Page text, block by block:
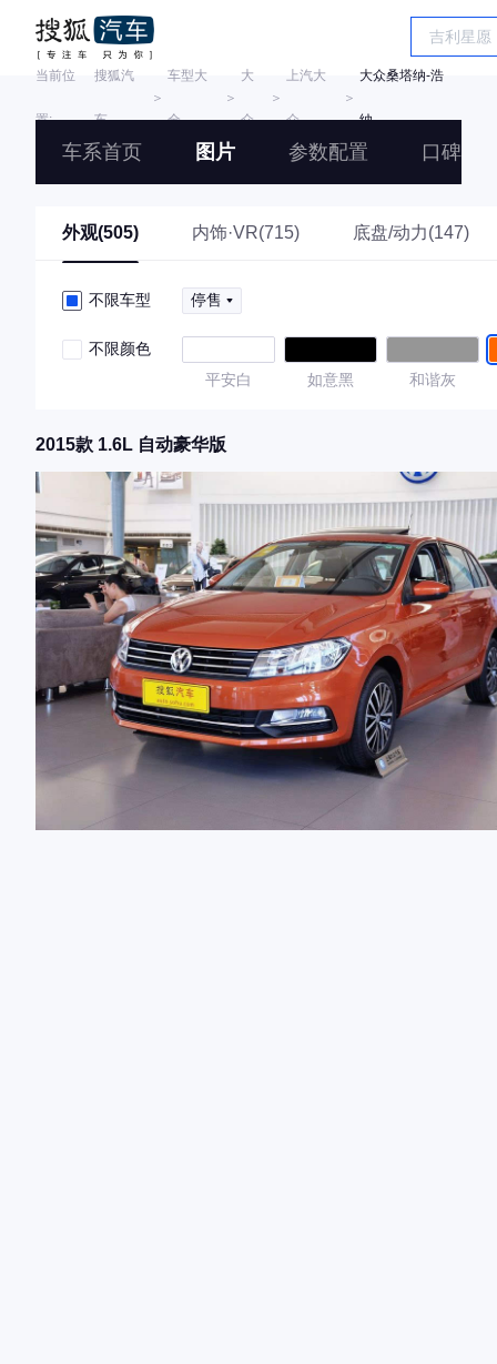
当前位
置:
搜狐汽
车
＞
车型大
全
＞
大
众
＞
上汽大
众
＞
大众桑塔纳-浩
纳
车系首页 图片 参数配置 口碑
外观(505) 内饰·VR(715) 底盘/动力(147)
不限车型 停售
不限颜色
平安白
如意黑 和谐灰
2015款 1.6L 自动豪华版